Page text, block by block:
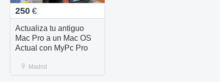
250 €
Actualiza tu antiguo
Mac Pro a un Mac OS
Actual con MyPc Pro
Madrid